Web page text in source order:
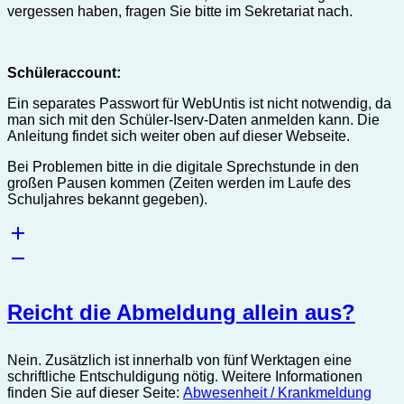
vergessen haben, fragen Sie bitte im Sekretariat nach.
Schüleraccount:
Ein separates Passwort für WebUntis ist nicht notwendig, da
man sich mit den Schüler-Iserv-Daten anmelden kann. Die
Anleitung findet sich weiter oben auf dieser Webseite.
Bei Problemen bitte in die digitale Sprechstunde in den
großen Pausen kommen (Zeiten werden im Laufe des
Schuljahres bekannt gegeben).
Reicht die Abmeldung allein aus?
Nein. Zusätzlich ist innerhalb von fünf Werktagen eine
schriftliche Entschuldigung nötig. Weitere Informationen
finden Sie auf dieser Seite: Abwesenheit / Krankmeldung